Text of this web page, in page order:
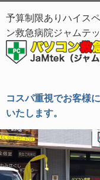
予算制限ありハイス
ン救急病院ジャムテ
コスパ重視でお客様
いたします。